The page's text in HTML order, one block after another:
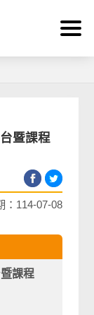
暨課程
：114-07-08
課程